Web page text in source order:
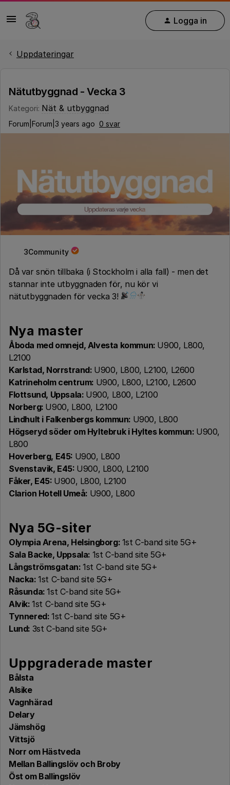
Logga in
Uppdateringar
Nätutbyggnad - Vecka 3
Kategori: Nät & utbyggnad
Forum|Forum|3 years ago 0 svar
3Community
Då var snön tillbaka (i Stockholm i alla fall) - men det
stannar inte utbyggnaden för, nu kör vi
nätutbyggnaden för vecka 3!
Nya master
Åboda med omnejd, Alvesta kommun: U900, L800,
L2100
Karlstad, Norrstrand: U900, L800, L2100, L2600
Katrineholm centrum: U900, L800, L2100, L2600
Flottsund, Uppsala: U900, L800, L2100
Norberg: U900, L800, L2100
Lindhult i Falkenbergs kommun: U900, L800
Högseryd söder om Hyltebruk i Hyltes kommun: U900,
L800
Hoverberg, E45: U900, L800
Svenstavik, E45: U900, L800, L2100
Fåker, E45: U900, L800, L2100
Clarion Hotell Umeå: U900, L800
Nya 5G-siter
Olympia Arena, Helsingborg: 1st C-band site 5G+
Sala Backe, Uppsala: 1st C-band site 5G+
Långströmsgatan:1st C-band site 5G+
Nacka:1st C-band site 5G+
Råsunda:1st C-band site 5G+
Alvik:1st C-band site 5G+
Tynnered: 1st C-band site 5G+
Lund: 3st C-band site 5G+
Uppgraderade master
Bålsta
Alsike
Vagnhärad
Delary
Jämshög
Vittsjö
Norr om Hästveda
Mellan Ballingslöv och Broby
Öst om Ballingslöv